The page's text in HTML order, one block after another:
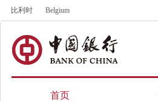
比利时 Belgium
首页